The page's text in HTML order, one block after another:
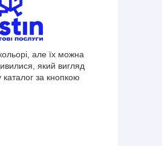
але їх можна
який вигляд
за кнопкою